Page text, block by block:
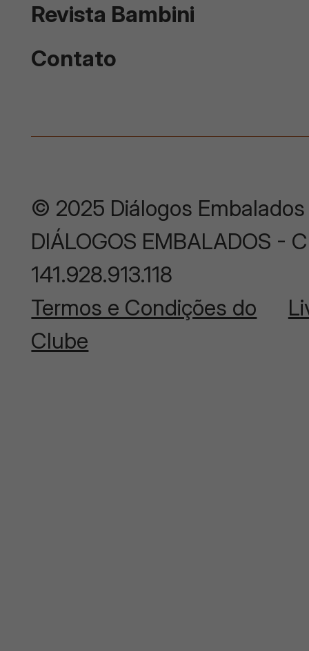
Revista Bambini
Contato
© 2025 Diálogos Embalados
DIÁLOGOS EMBALADOS -
141.928.913.118
Termos e Condições do
Clube